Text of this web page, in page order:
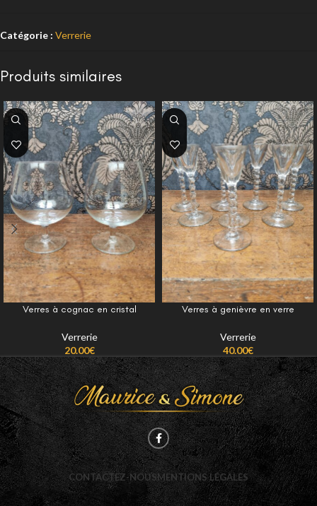
Catégorie : Verrerie
Produits similaires
Verres à cognac en cristal
Verrerie
20.00€
Verres à genièvre en verre
Verrerie
40.00€
CONTACTEZ-NOUSMENTIONS LÉGALES